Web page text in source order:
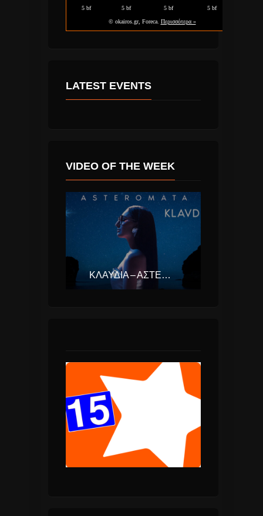
LATEST EVENTS
VIDEO OF THE WEEK
ΚΛΑΥΔΊΑ – ΑΣΤΕΡΟΜΆΤΑ (EUROVISION ΕΛΛΆΔΑ 2025)